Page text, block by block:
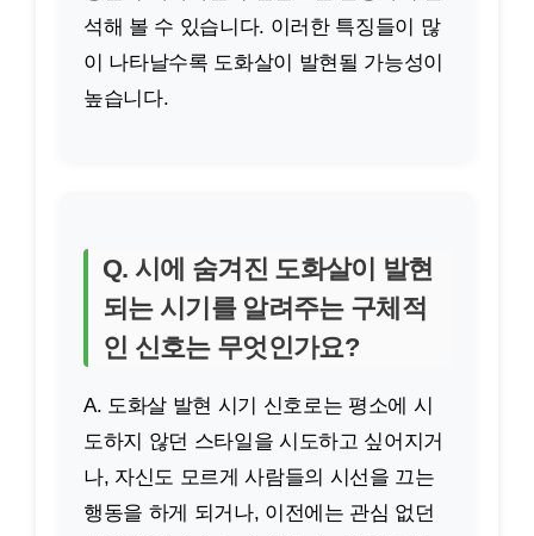
석해 볼 수 있습니다. 이러한 특징들이 많
이 나타날수록 도화살이 발현될 가능성이
높습니다.
Q. 시에 숨겨진 도화살이 발현
되는 시기를 알려주는 구체적
인 신호는 무엇인가요?
A. 도화살 발현 시기 신호로는 평소에 시
도하지 않던 스타일을 시도하고 싶어지거
나, 자신도 모르게 사람들의 시선을 끄는
행동을 하게 되거나, 이전에는 관심 없던